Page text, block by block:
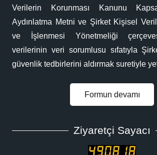
Verilerin Korunması Kanunu
Aydınlatma Metni ve Şirket Kişisel
ve İşlenmesi Yönetmeliği
verilerinin veri sorumlusu sıfatıyla
güvenlik tedbirlerini aldırmak suretiyle
Formun devamı
Ziyaretçi Sayacı